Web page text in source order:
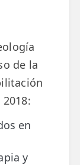
de la
en
y